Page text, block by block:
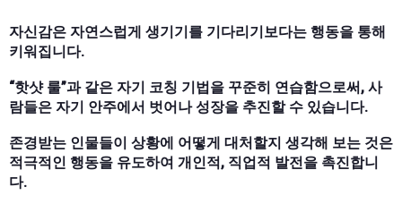
자신감은 자연스럽게 생기기를 기다리기보다는 행동을 통해
키워집니다.
“핫샷 룰”과 같은 자기 코칭 기법을 꾸준히 연습함으로써, 사
람들은 자기 안주에서 벗어나 성장을 추진할 수 있습니다.
존경받는 인물들이 상황에 어떻게 대처할지 생각해 보는 것은
적극적인 행동을 유도하여 개인적, 직업적 발전을 촉진합니
다.